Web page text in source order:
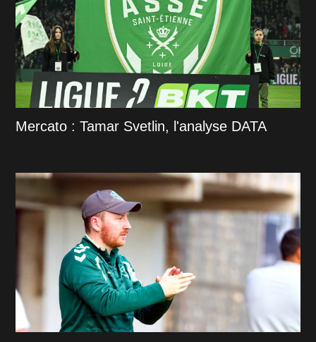
Mercato : Tamar Svetlin, l'analyse DATA